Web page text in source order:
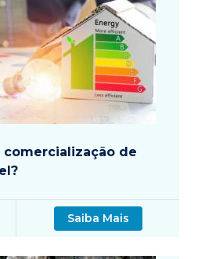
comercialização de
Saiba Mais